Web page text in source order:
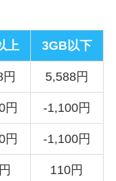
上 3GB以下
円 5,588円
円 -1,100円
円 -1,100円
110円